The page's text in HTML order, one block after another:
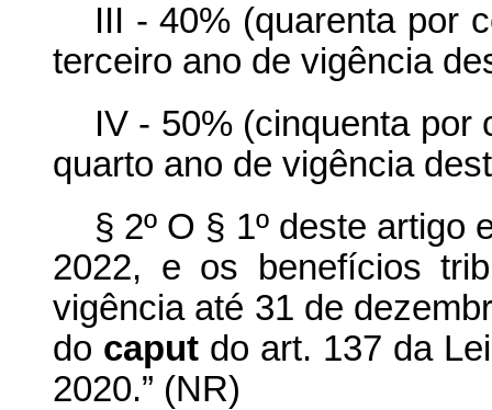
III - 40% (quarenta por
terceiro ano de vigência
IV - 50% (cinquenta por
quarto ano de vigência
§ 2º O § 1º deste artigo
2022, e os benefícios
vigência até 31 de
do caput do art. 137 da
2020.” (NR)